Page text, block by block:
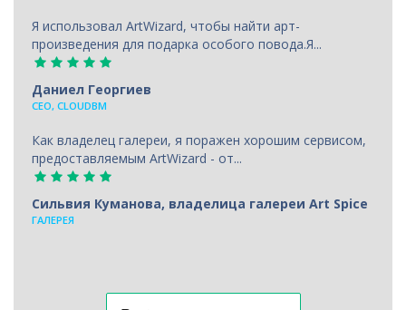
Я использовал ArtWizard, чтобы найти арт-
произведения для подарка особого повода.Я...
Даниел Георгиев
CEO, CLOUDBM
Как владелец галереи, я поражен хорошим сервисом,
предоставляемым ArtWizard - от...
Сильвия Куманова, владелица галереи Art Spice
ГАЛЕРЕЯ